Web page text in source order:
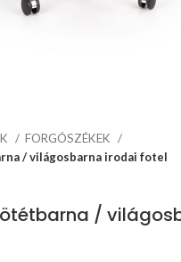
FORGÓSZÉKEK
/ világosbarna irodai fotel
/